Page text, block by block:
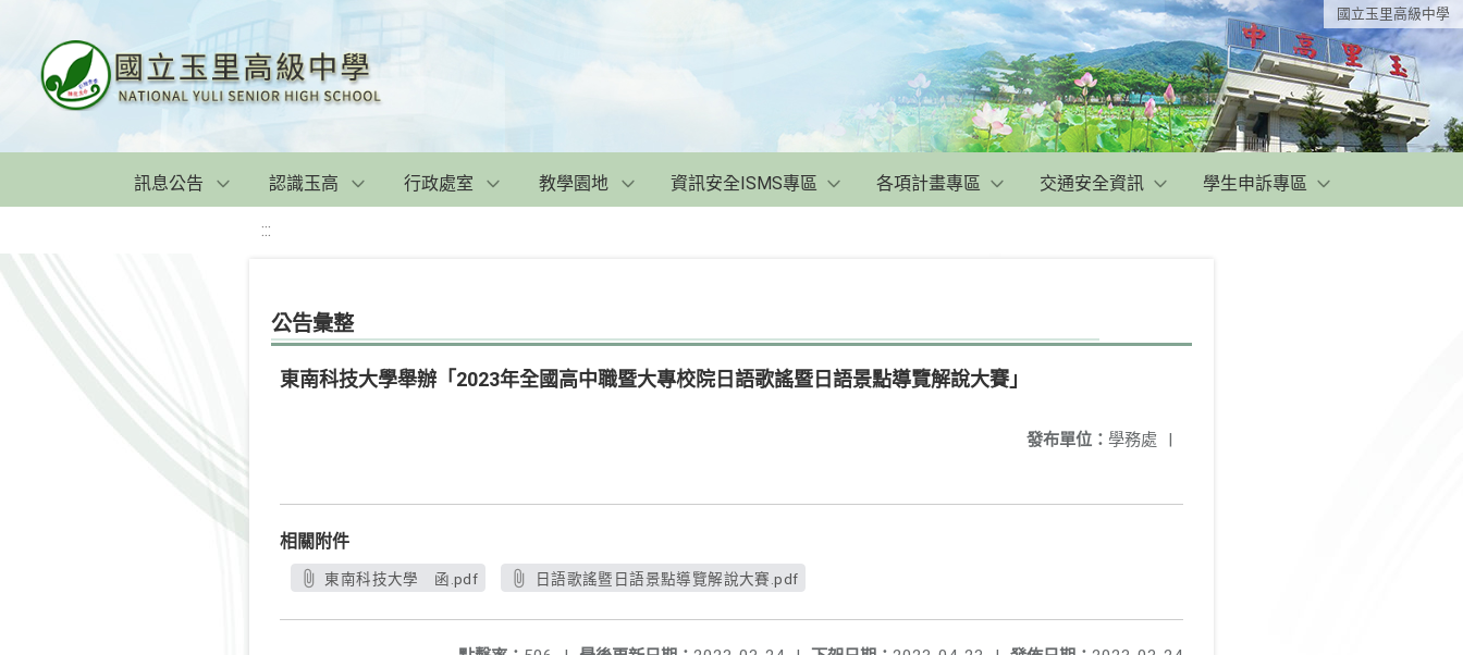
國立玉里高級中學
訊息公告 認識玉高 行政處室 教學園地 資訊安全ISMS專區 各項計畫專區 交通安全資訊 學生申訴專區
:::
公告彙整
東南科技大學舉辦「2023年全國高中職暨大專校院日語歌謠暨日語景點導覽解說大賽」
發布單位： 學務處 |
相關附件
東南科技大學 函.pdf 日語歌謠暨日語景點導覽解說大賽.pdf